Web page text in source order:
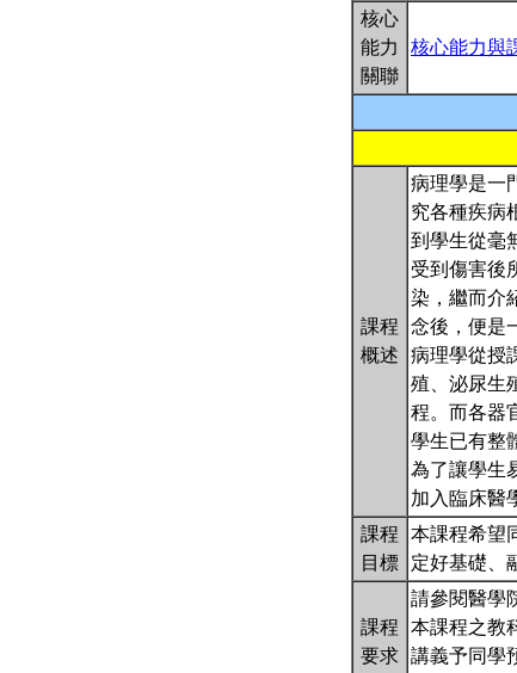
核心
能力
關聯
核心能力與
課程
概述
病理學是一
究各種疾病
到學生從毫
受到傷害後
染，繼而介
念後，便是
病理學從授
殖、泌尿生
程。而各器
學生已有整
為了讓學生
加入臨床醫
課程
目標
本課程希望
定好基礎、
課程
要求
請參閱醫學
本課程之教
講義予同學